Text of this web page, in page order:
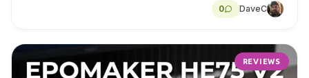
DaveC
0
REVIEWS